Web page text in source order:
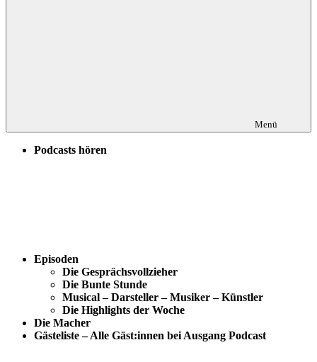
Menü
Podcasts hören
Episoden
Die Gesprächsvollzieher
Die Bunte Stunde
Musical – Darsteller – Musiker – Künstler
Die Highlights der Woche
Die Macher
Gästeliste – Alle Gäst:innen bei Ausgang Podcast